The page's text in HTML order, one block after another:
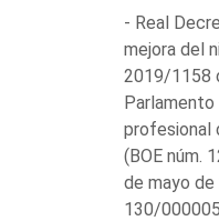
- Real
mejora del
2019/1158
Parlamento
profesional
(BOE núm.
de mayo de
130/